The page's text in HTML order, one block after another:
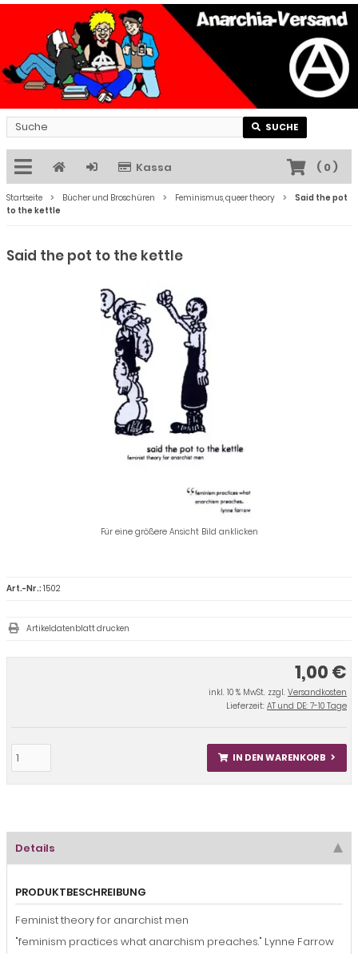
SUCHE
Kassa ( 0)
Startseite Bücher und Broschüren Feminismus, queer theory
Said the pot
to the kettle
Said the pot to the kettle
Für eine größere Ansicht Bild anklicken
1,00 €
inkl. 10 % MwSt. zzgl. Versandkosten
Lieferzeit: AT und DE: 7-10 Tage
IN DEN WARENKORB
Art.-Nr.:1502
Artikeldatenblatt drucken
Details
PRODUKTBESCHREIBUNG
Feminist theory for anarchist men
"feminism practices what anarchism preaches." Lynne Farrow